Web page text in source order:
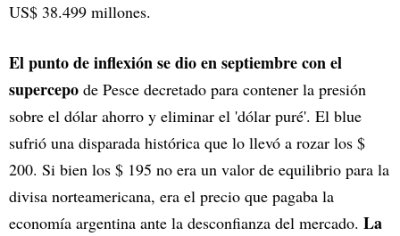
US$ 38.499 millones.
El punto de inflexión se dio en septiembre con el
supercepo de Pesce decretado para contener la presión
sobre el dólar ahorro y eliminar el 'dólar puré'. El blue
sufrió una disparada histórica que lo llevó a rozar los $
200. Si bien los $ 195 no era un valor de equilibrio para la
divisa norteamericana, era el precio que pagaba la
economía argentina ante la desconfianza del mercado. La